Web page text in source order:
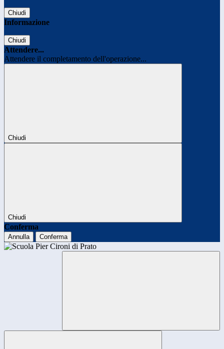
Chiudi
Informazione
Chiudi
Attendere...
Attendere il completamento dell'operazione...
Chiudi
Chiudi
Conferma
Annulla Conferma